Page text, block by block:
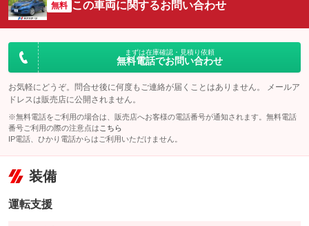
無料 この車両に関するお問い合わせ
まずは在庫確認・見積り依頼
無料電話でお問い合わせ
お気軽にどうぞ。問合せ後に何度もご連絡が届くことはありません。 メールア
ドレスは販売店に公開されません。
※無料電話をご利用の場合は、販売店へお客様の電話番号が通知されます。無料電話
番号ご利用の際の注意点は こちら
IP電話、ひかり電話からはご利用いただけません。
装備
運転支援